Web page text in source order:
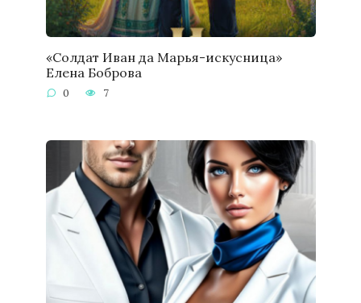
«Солдат Иван да Марья-искусница»
Елена Боброва
0 7